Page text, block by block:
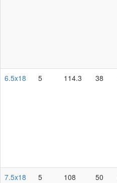
6.5x18 5 114.3 38
7.5x18 5 108 50